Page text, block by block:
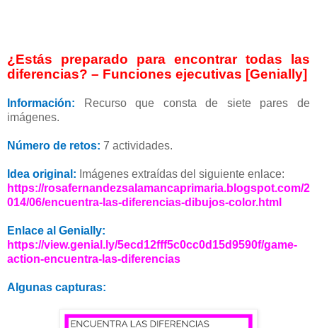
¿Estás preparado para encontrar todas las
diferencias? – Funciones ejecutivas [Genially]
Información:
Recurso que consta de siete pares de
imágenes.
Número de retos: 7 actividades.
Idea original: Imágenes extraídas del siguiente enlace:
https://rosafernandezsalamancaprimaria.blogspot.com/2
014/06/encuentra-las-diferencias-dibujos-color.html
Enlace al Genially:
https://view.genial.ly/5ecd12fff5c0cc0d15d9590f/game-
action-encuentra-las-diferencias
Algunas capturas: